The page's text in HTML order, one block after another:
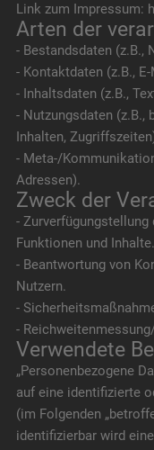
Link zum Impressum:
Arten der
- Bestandsdaten (z.B.,
- Kontaktdaten (z.B.,
- Inhaltsdaten (z.B.,
- Nutzungsdaten (z.B.,
Inhalten,
- Meta-/
Adressen).
Zweck der
-
Funktionen und Inhalte.
- Beantwortung von
Nutzern.
-
-
Verwendete
„Personenbezogene
auf eine identifizierte
(im Folgenden
identifizierbar wird